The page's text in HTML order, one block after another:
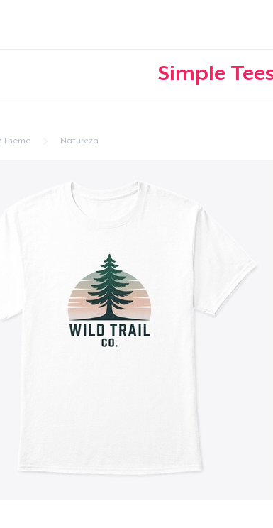
Simple
Theme Natureza